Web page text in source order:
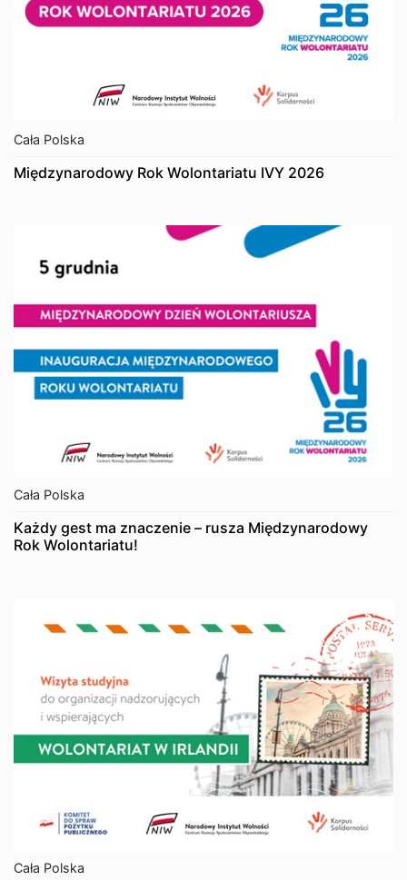
Cała Polska
Międzynarodowy Rok Wolontariatu IVY 2026
Cała Polska
Każdy gest ma znaczenie – rusza Międzynarodowy
Rok Wolontariatu!
Cała Polska